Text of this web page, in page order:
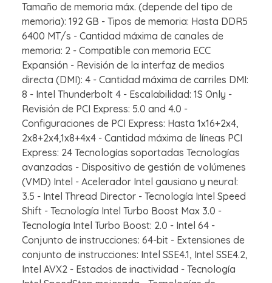
Tamaño de memoria máx. (depende del tipo de
memoria): 192 GB - Tipos de memoria: Hasta DDR5
6400 MT/s - Cantidad máxima de canales de
memoria: 2 - Compatible con memoria ECC
Expansión - Revisión de la interfaz de medios
directa (DMI): 4 - Cantidad máxima de carriles DMI:
8 - Intel Thunderbolt 4 - Escalabilidad: 1S Only -
Revisión de PCI Express: 5.0 and 4.0 -
Configuraciones de PCI Express: Hasta 1x16+2x4,
2x8+2x4,1x8+4x4 - Cantidad máxima de líneas PCI
Express: 24 Tecnologías soportadas Tecnologías
avanzadas - Dispositivo de gestión de volúmenes
(VMD) Intel - Acelerador Intel gausiano y neural:
3.5 - Intel Thread Director - Tecnología Intel Speed
Shift - Tecnología Intel Turbo Boost Max 3.0 -
Tecnología Intel Turbo Boost: 2.0 - Intel 64 -
Conjunto de instrucciones: 64-bit - Extensiones de
conjunto de instrucciones: Intel SSE4.1, Intel SSE4.2,
Intel AVX2 - Estados de inactividad - Tecnología